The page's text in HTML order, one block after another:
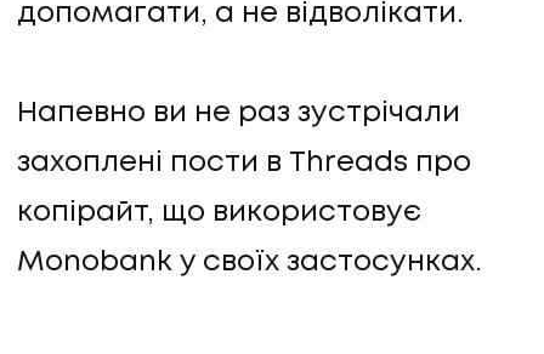
допомагати, а не відволікати.
Напевно ви не раз зустрічали
захоплені пости в Threads про
копірайт, що використовує
Monobank у своїх застосунках.